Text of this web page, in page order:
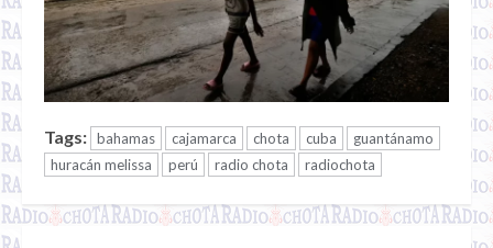
Tags: bahamas cajamarca chota cuba
guantánamo
huracán melissa
perú radio chota radiochota